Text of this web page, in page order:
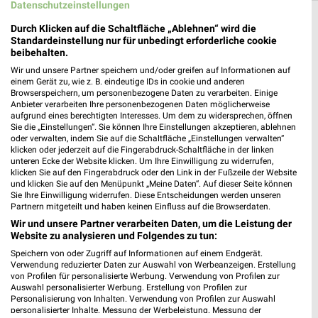
Globus Filialen & Öffnungszeiten in folgenden
Städten
› Globus in Hamburg
› Globus in Köln
› Globus in Essen
› Globus in Leipzig
› Globus in Duisburg
› Globus in Bochum
› Globus in Mannheim
› Globus in Wiesbaden
› Globus in Braunschweig
› Globus in Chemnitz
› Globus in Krefeld
› Globus in Halle (Saale)
Datenschutzeinstellungen
Durch Klicken auf die Schaltfläche „Ablehnen“ wird die
Standardeinstellung nur für unbedingt erforderliche cookie
beibehalten.
Wir und unsere Partner speichern und/oder greifen auf Informationen auf
einem Gerät zu, wie z. B. eindeutige IDs in cookie und anderen
Browserspeichern, um personenbezogene Daten zu verarbeiten. Einige
Anbieter verarbeiten Ihre personenbezogenen Daten möglicherweise
aufgrund eines berechtigten Interesses. Um dem zu widersprechen, öffnen
Sie die „Einstellungen“. Sie können Ihre Einstellungen akzeptieren, ablehnen
oder verwalten, indem Sie auf die Schaltfläche „Einstellungen verwalten“
klicken oder jederzeit auf die Fingerabdruck-Schaltfläche in der linken
unteren Ecke der Website klicken. Um Ihre Einwilligung zu widerrufen,
klicken Sie auf den Fingerabdruck oder den Link in der Fußzeile der Website
und klicken Sie auf den Menüpunkt „Meine Daten“. Auf dieser Seite können
Sie Ihre Einwilligung widerrufen. Diese Entscheidungen werden unseren
Partnern mitgeteilt und haben keinen Einfluss auf die Browserdaten.
Wir und unsere Partner verarbeiten Daten, um die Leistung der
Website zu analysieren und Folgendes zu tun:
Speichern von oder Zugriff auf Informationen auf einem Endgerät.
Verwendung reduzierter Daten zur Auswahl von Werbeanzeigen. Erstellung
von Profilen für personalisierte Werbung. Verwendung von Profilen zur
Auswahl personalisierter Werbung. Erstellung von Profilen zur
Personalisierung von Inhalten. Verwendung von Profilen zur Auswahl
personalisierter Inhalte. Messung der Werbeleistung. Messung der